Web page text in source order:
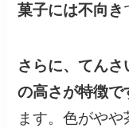
菓子には不向き
さらに、てん
の高さが特徴で
ます。色がや